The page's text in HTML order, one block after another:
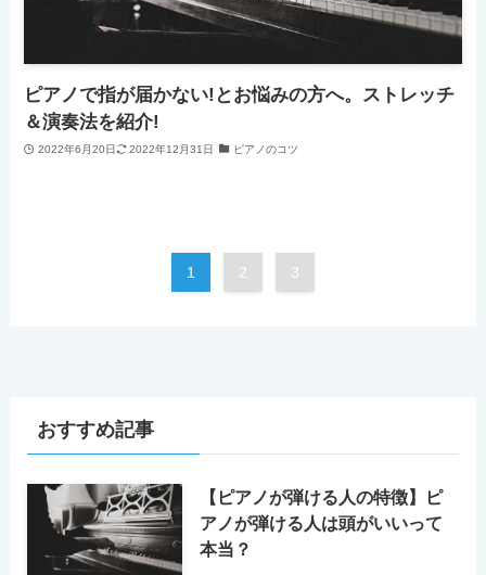
ピアノで指が届かない!とお悩みの方へ。ストレッチ
＆演奏法を紹介!
2022年6月20日 2022年12月31日 ピアノのコツ
1 2 3
おすすめ記事
【ピアノが弾ける人の特徴】ピ
アノが弾ける人は頭がいいって
本当？